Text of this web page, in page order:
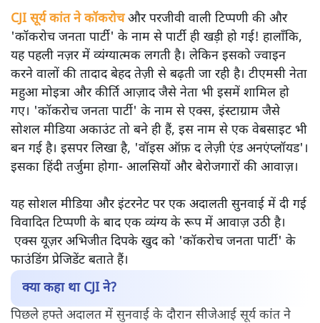
CJI सूर्य कांत ने कॉकरोचऔर परजीवी वाली टिप्पणी की और
'कॉकरोच जनता पार्टी' के नाम से पार्टी ही खड़ी हो गई! हालाँकि,
यह पहली नज़र में व्यंग्यात्मक लगती है। लेकिन इसको ज्वाइन
करने वालों की तादाद बेहद तेज़ी से बढ़ती जा रही है। टीएमसी नेता
महुआ मोइत्रा और कीर्ति आज़ाद जैसे नेता भी इसमें शामिल हो
गए। 'कॉकरोच जनता पार्टी' के नाम से एक्स, इंस्टाग्राम जैसे
सोशल मीडिया अकाउंट तो बने ही हैं, इस नाम से एक वेबसाइट भी
बन गई है। इसपर लिखा है, 'वॉइस ऑफ़ द लेज़ी एंड अनएंप्लॉयड'।
इसका हिंदी तर्जुमा होगा- आलसियों और बेरोजगारों की आवाज़।
यह सोशल मीडिया और इंटरनेट पर एक अदालती सुनवाई में दी गई
विवादित टिप्पणी के बाद एक व्यंग्य के रूप में आवाज़ उठी है।
एक्स यूज़र अभिजीत दिपके खुद को 'कॉकरोच जनता पार्टी' के
फाउंडिंग प्रेजिडेंट बताते हैं।
क्या कहा था CJI ने?
पिछले हफ्ते अदालत में सुनवाई के दौरान सीजेआई सूर्य कांत ने